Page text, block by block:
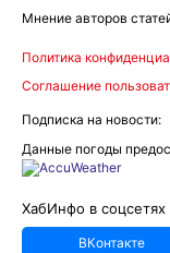
Мнение авторов
Политика
Соглашение
Подписка на новости:
Данные погоды
ХабИнфо в
ВКонтакте